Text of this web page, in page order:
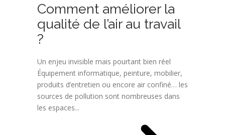
Comment améliorer la
qualité de l’air au travail
?
Un enjeu invisible mais pourtant bien réel
Équipement informatique, peinture, mobilier,
produits d’entretien ou encore air confiné… les
sources de pollution sont nombreuses dans
les espaces...